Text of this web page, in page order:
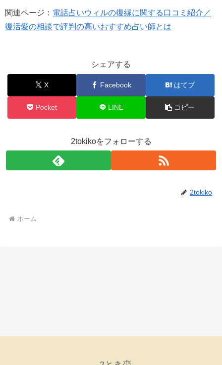
関連ページ： 電話占いウィルの復縁に関する口コミ紹介／
復活愛の相談で評判の高いおすすめ占い師とは
シェアする
X Facebook はてブ
Pocket LINE コピー
2tokikoをフォローする
2tokiko
ホーム